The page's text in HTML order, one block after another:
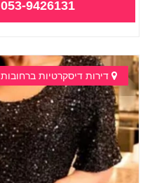
053-9426131
דירות דיסקרטיות ברחובות